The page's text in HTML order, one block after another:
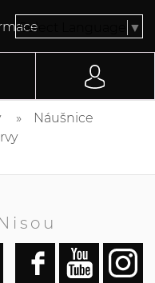
Select Language ▼
Náušnice